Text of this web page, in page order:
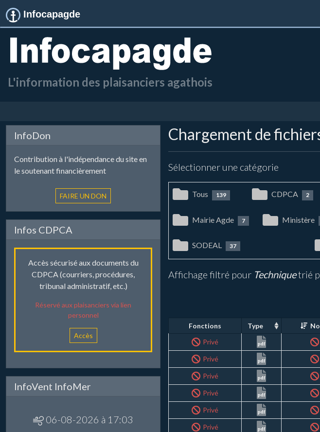
Infocapagde
L'information des plaisanciers agathois
InfoDon
Contribution à l'indépendance du site en
le soutenant financièrement
Infos CDPCA
Accès sécurisé aux documents du
CDPCA (courriers, procédures,
tribunal administratif, etc.)
Réservé aux plaisanciers via lien
personnel
Accès
InfoVent InfoMer
06-08-2026 à 17:03
Chargement de
Sélectionner une catégorie
Tous 139 CDPCA 2
Mairie Agde 7 Ministère
SODEAL 37
Affichage filtré pour Techniquetrié
Fonctions Type
Privé
pdf
Privé pdf
Privé pdf
Privé pdf
Privé pdf
Privé pdf